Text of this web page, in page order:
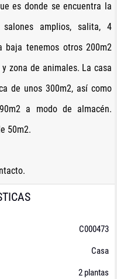
es donde se encuentra la
amplios, salita, 4
baja tenemos otros 200m2
zona de animales. La casa
de unos 300m2, así como
a modo de almacén.
50m2.
C000473
Casa
2 plantas